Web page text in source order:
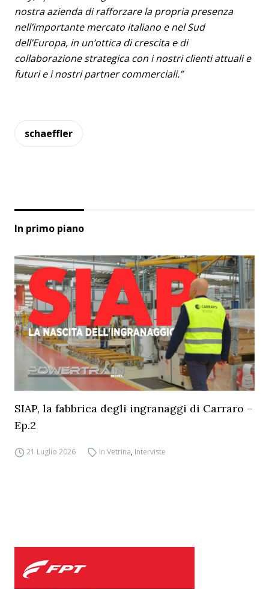
nostra azienda di rafforzare la propria presenza
nell’importante mercato italiano e nel Sud
dell’Europa, in un’ottica di crescita e di
collaborazione strategica con i nostri clienti attuali e
futuri e i nostri partner commerciali.”
schaeffler
In primo piano
SIAP, la fabbrica degli ingranaggi di Carraro –
Ep.2
21 Luglio 2026 In Vetrina, Interviste